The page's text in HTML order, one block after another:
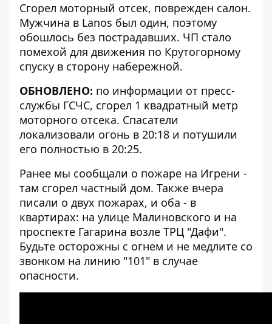
Сгорел моторный отсек, поврежден салон.
Мужчина в Lanos был один, поэтому
обошлось без пострадавших. ЧП стало
помехой для движения по Крутогорному
спуску в сторону набережной.
ОБНОВЛЕНО: по информации от пресс-
службы ГСЧС, сгорел 1 квадратный метр
моторного отсека. Спасатели
локализовали огонь в 20:18 и потушили
его полностью в 20:25.
Ранее мы сообщали о пожаре на Игрени -
там сгорел частный дом. Также вчера
писали о двух пожарах, и оба - в
квартирах: на улице Малиновского и на
проспекте Гагарина возле ТРЦ "Дафи".
Будьте осторожны с огнем и не медлите со
звонком на линию "101" в случае
опасности.